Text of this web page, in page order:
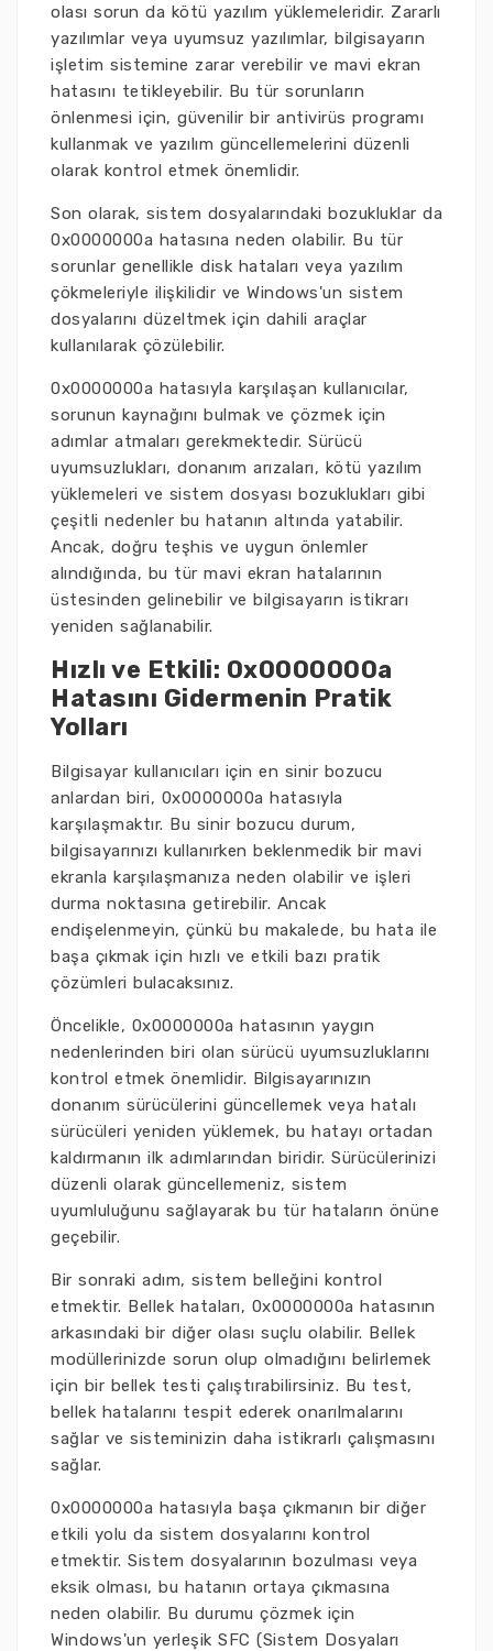
olası sorun da kötü yazılım yüklemeleridir. Zararlı
yazılımlar veya uyumsuz yazılımlar, bilgisayarın
işletim sistemine zarar verebilir ve mavi ekran
hatasını tetikleyebilir. Bu tür sorunların
önlenmesi için, güvenilir bir antivirüs programı
kullanmak ve yazılım güncellemelerini düzenli
olarak kontrol etmek önemlidir.
Son olarak, sistem dosyalarındaki bozukluklar da
0x0000000a hatasına neden olabilir. Bu tür
sorunlar genellikle disk hataları veya yazılım
çökmeleriyle ilişkilidir ve Windows'un sistem
dosyalarını düzeltmek için dahili araçlar
kullanılarak çözülebilir.
0x0000000a hatasıyla karşılaşan kullanıcılar,
sorunun kaynağını bulmak ve çözmek için
adımlar atmaları gerekmektedir. Sürücü
uyumsuzlukları, donanım arızaları, kötü yazılım
yüklemeleri ve sistem dosyası bozuklukları gibi
çeşitli nedenler bu hatanın altında yatabilir.
Ancak, doğru teşhis ve uygun önlemler
alındığında, bu tür mavi ekran hatalarının
üstesinden gelinebilir ve bilgisayarın istikrarı
yeniden sağlanabilir.
Hızlı ve Etkili: 0x0000000a
Hatasını Gidermenin Pratik
Yolları
Bilgisayar kullanıcıları için en sinir bozucu
anlardan biri, 0x0000000a hatasıyla
karşılaşmaktır. Bu sinir bozucu durum,
bilgisayarınızı kullanırken beklenmedik bir mavi
ekranla karşılaşmanıza neden olabilir ve işleri
durma noktasına getirebilir. Ancak
endişelenmeyin, çünkü bu makalede, bu hata ile
başa çıkmak için hızlı ve etkili bazı pratik
çözümleri bulacaksınız.
Öncelikle, 0x0000000a hatasının yaygın
nedenlerinden biri olan sürücü uyumsuzluklarını
kontrol etmek önemlidir. Bilgisayarınızın
donanım sürücülerini güncellemek veya hatalı
sürücüleri yeniden yüklemek, bu hatayı ortadan
kaldırmanın ilk adımlarından biridir. Sürücülerinizi
düzenli olarak güncellemeniz, sistem
uyumluluğunu sağlayarak bu tür hataların önüne
geçebilir.
Bir sonraki adım, sistem belleğini kontrol
etmektir. Bellek hataları, 0x0000000a hatasının
arkasındaki bir diğer olası suçlu olabilir. Bellek
modüllerinizde sorun olup olmadığını belirlemek
için bir bellek testi çalıştırabilirsiniz. Bu test,
bellek hatalarını tespit ederek onarılmalarını
sağlar ve sisteminizin daha istikrarlı çalışmasını
sağlar.
0x0000000a hatasıyla başa çıkmanın bir diğer
etkili yolu da sistem dosyalarını kontrol
etmektir. Sistem dosyalarının bozulması veya
eksik olması, bu hatanın ortaya çıkmasına
neden olabilir. Bu durumu çözmek için
Windows'un yerleşik SFC (Sistem Dosyaları